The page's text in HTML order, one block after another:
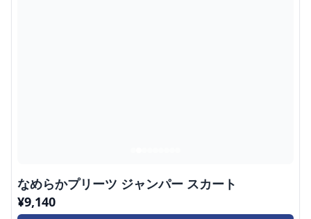
なめらかプリーツ ジャンパー スカート
¥9,140